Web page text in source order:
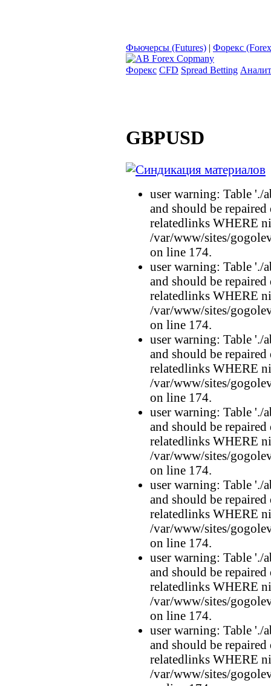
Фьючерсы (Futures) | Форекс
Форекс CFD Spread Betting
GBPUSD
user warning: Table './
and should be
relatedlinks WHERE
/var/www/sites/
on line 174.
user warning: Table './
and should be
relatedlinks WHERE
/var/www/sites/
on line 174.
user warning: Table './
and should be
relatedlinks WHERE
/var/www/sites/
on line 174.
user warning: Table './
and should be
relatedlinks WHERE
/var/www/sites/
on line 174.
user warning: Table './
and should be
relatedlinks WHERE
/var/www/sites/
on line 174.
user warning: Table './
and should be
relatedlinks WHERE
/var/www/sites/
on line 174.
user warning: Table './
and should be
relatedlinks WHERE
/var/www/sites/